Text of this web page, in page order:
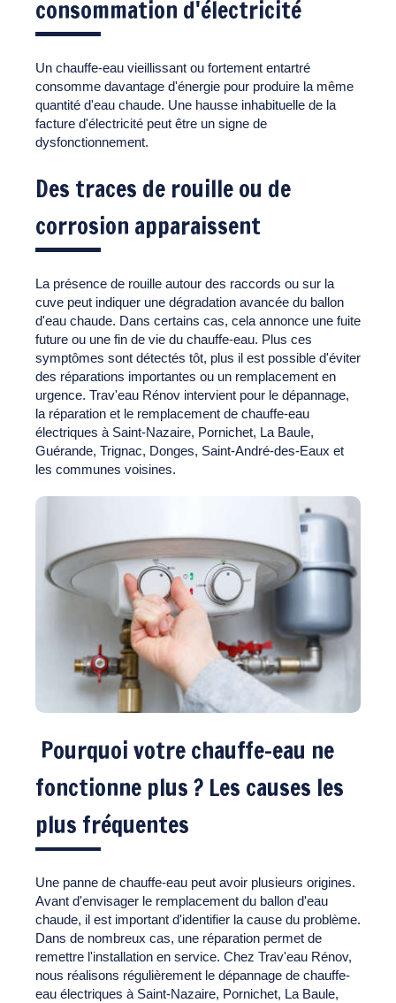
consommation d'électricité
Un chauffe-eau vieillissant ou fortement entartré
consomme davantage d'énergie pour produire la même
quantité d'eau chaude. Une hausse inhabituelle de la
facture d'électricité peut être un signe de
dysfonctionnement.
Des traces de rouille ou de
corrosion apparaissent
La présence de rouille autour des raccords ou sur la
cuve peut indiquer une dégradation avancée du ballon
d'eau chaude. Dans certains cas, cela annonce une fuite
future ou une fin de vie du chauffe-eau. Plus ces
symptômes sont détectés tôt, plus il est possible d'éviter
des réparations importantes ou un remplacement en
urgence. Trav'eau Rénov intervient pour le dépannage,
la réparation et le remplacement de chauffe-eau
électriques à Saint-Nazaire, Pornichet, La Baule,
Guérande, Trignac, Donges, Saint-André-des-Eaux et
les communes voisines.
Pourquoi votre chauffe-eau ne
fonctionne plus ? Les causes les
plus fréquentes
Une panne de chauffe-eau peut avoir plusieurs origines.
Avant d'envisager le remplacement du ballon d'eau
chaude, il est important d'identifier la cause du problème.
Dans de nombreux cas, une réparation permet de
remettre l'installation en service. Chez Trav'eau Rénov,
nous réalisons régulièrement le dépannage de chauffe-
eau électriques à Saint-Nazaire, Pornichet, La Baule,